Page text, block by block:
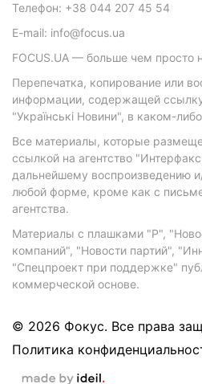
Телефон: +38 044 207 45 54
E-mail: info@focus.ua
FOCUS.UA — больше чем просто
Перепечатка, копирование или
информации, содержащей
"Українські Новини", в каком-
Все материалы, которые
ссылкой на агентство
дальнейшему воспроизведению
любой форме, кроме как с
агентства.
Материалы с плашками "Р",
компаний", "Новости партий",
"Спецпроект при поддержке"
коммерческой основе.
© 2026 Фокус. Все права
Политика